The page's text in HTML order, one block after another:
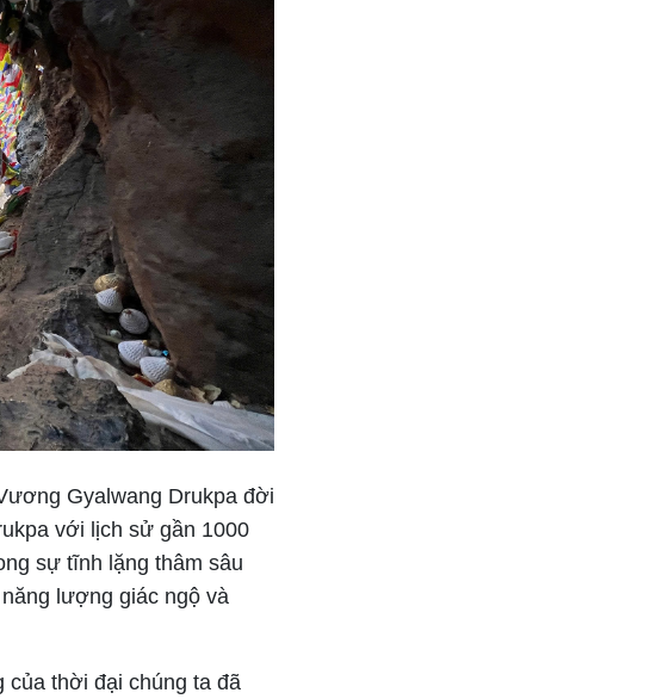
Gyalwang Drukpa đời
với lịch sử gần 1000
sự tĩnh lặng thâm sâu
lượng giác ngộ và
của thời đại chúng ta đã